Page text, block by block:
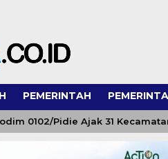
PEMERINTAH
Pidie Ajak 31 Kecamatan